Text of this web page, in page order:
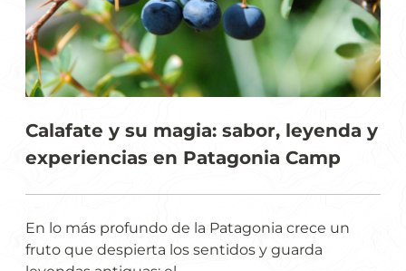
Calafate y su magia: sabor, leyenda y
experiencias en Patagonia Camp
En lo más profundo de la Patagonia crece un
fruto que despierta los sentidos y guarda